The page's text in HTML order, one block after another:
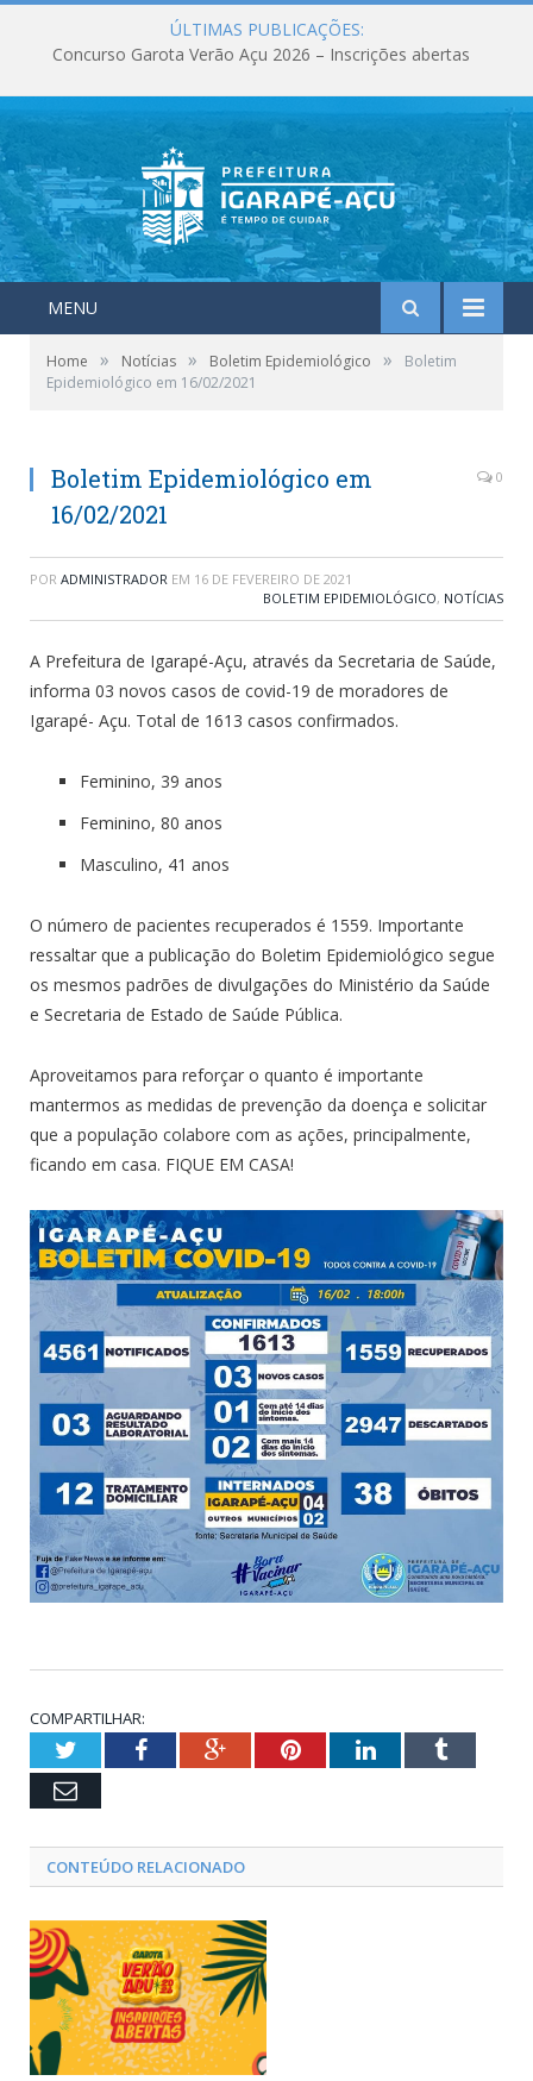
ÚLTIMAS PUBLICAÇÕES:
Concurso Garota Verão Açu 2026 – Inscrições abertas
MENU
Home » Notícias » Boletim Epidemiológico »
Boletim
Epidemiológico em 16/02/2021
Boletim Epidemiológico em
16/02/2021
0
POR ADMINISTRADOR EM 16 DE FEVEREIRO DE 2021
BOLETIM EPIDEMIOLÓGICO, NOTÍCIAS
A Prefeitura de Igarapé-Açu, através da Secretaria de Saúde,
informa 03 novos casos de covid-19 de moradores de
Igarapé- Açu. Total de 1613 casos confirmados.
Feminino, 39 anos
Feminino, 80 anos
Masculino, 41 anos
O número de pacientes recuperados é 1559. Importante
ressaltar que a publicação do Boletim Epidemiológico segue
os mesmos padrões de divulgações do Ministério da Saúde
e Secretaria de Estado de Saúde Pública.
Aproveitamos para reforçar o quanto é importante
mantermos as medidas de prevenção da doença e solicitar
que a população colabore com as ações, principalmente,
ficando em casa. FIQUE EM CASA!
COMPARTILHAR:
TwitterFacebookGoogle+PinterestLinkedInTumblr
Email
CONTEÚDO RELACIONADO